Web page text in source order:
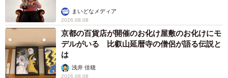
まいどなメディア
2026.08.08
京都の百貨店が開催のお化け屋敷のお化けにモ
デルがいる 比叡山延暦寺の僧侶が語る伝説と
は
浅井 佳穂
2026.08.08